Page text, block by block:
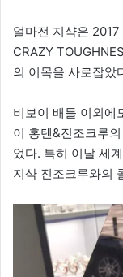
얼마전 지샥은
CRAZY
의 이목을 사로잡았
비보이 배틀 이외에
이 홍텐&진조크루
었다. 특히 이날 세
지샥 진조크루와의